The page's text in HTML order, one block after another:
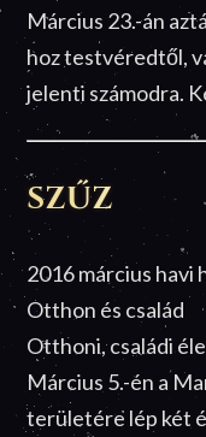
Március 23.-án
hoz testvéredtől,
jelenti számodra.
SZŰZ
2016 március havi
Otthon és család
Otthoni, családi
Március 5.-én a
területére lép két